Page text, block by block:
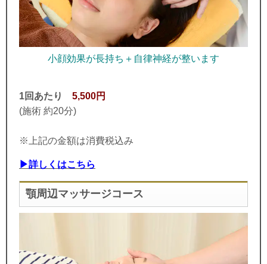
小顔効果が長持ち＋自律神経が整います
1回あたり
5,500円
(施術 約20分)
※上記の金額は消費税込み
▶詳しくはこちら
顎周辺マッサージコース